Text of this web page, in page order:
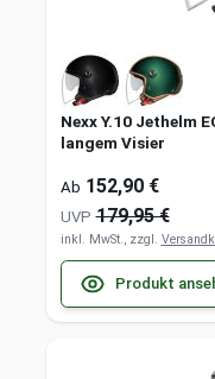
Nexx Y.10 Jethelm
langem Visier
Ab 152,90 €
UVP 179,95 €
inkl. MwSt., zzgl.
Produkt